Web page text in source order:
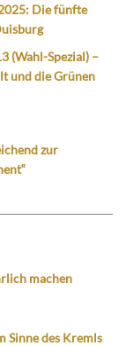
Die fünfte
(Wahl-Spezial) –
und die Grünen
zur
machen
Sinne des Kremls